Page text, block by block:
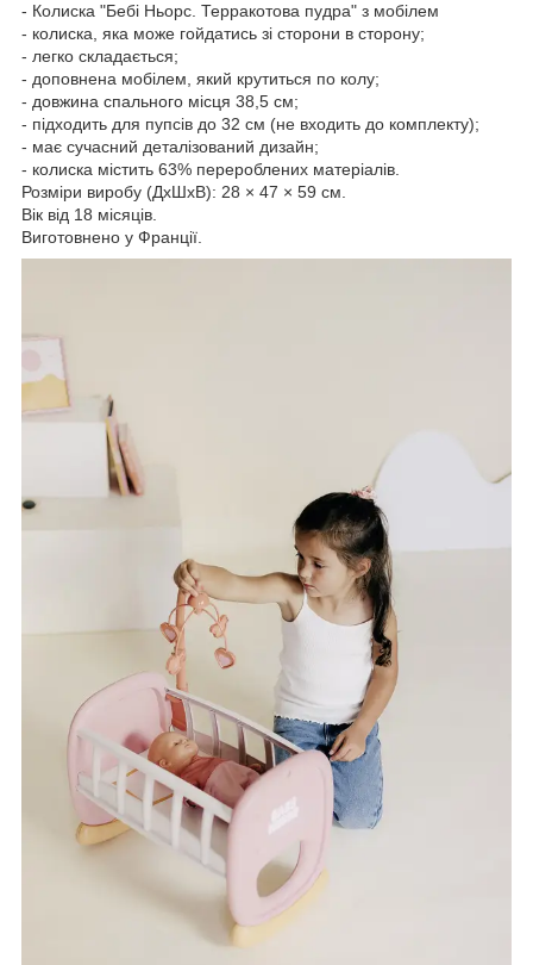
- Колиска "Бебi Ньорс. Терракотова пудра" з мобілем
- колиска, яка може гойдатись зі сторони в сторону;
- легко складається;
- доповнена мобілем, який крутиться по колу;
- довжина спального місця 38,5 см;
- підходить для пупсів до 32 см (не входить до комплекту);
- має сучасний деталізований дизайн;
- колиска містить 63% перероблених матеріалів.
Розміри виробу (ДхШхВ): 28 × 47 × 59 см.
Вік від 18 місяців.
Виготовнено у Франції.